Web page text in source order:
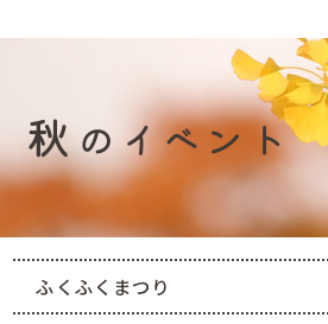
秋のイベント
ふくふくまつり